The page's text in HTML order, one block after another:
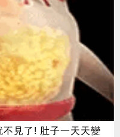
見了! 肚子一天天變